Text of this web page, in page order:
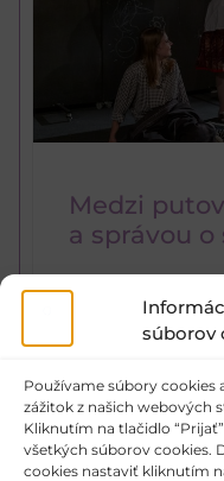
súborov
Používame súbory cookies
zážitok z našich webových
Kliknutím na tlačidlo
všetkých súborov cookies.
cookies nastaviť kliknutím
Medzi
a správou o
Recenzia porotcu:
(Etgar Keret) •
Partizánske •
ČÍTAŤ VIAC »